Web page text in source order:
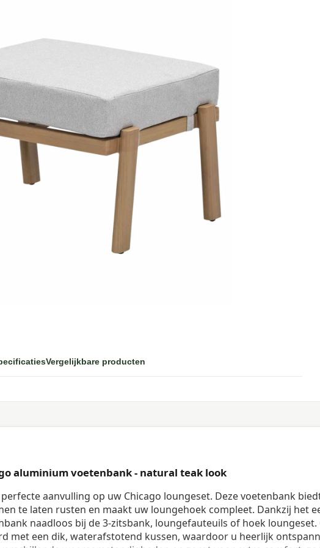
Vergelijkbare producten
aluminium voetenbank - natural teak look
aanvulling op uw Chicago loungeset. Deze voetenbank
te laten rusten en maakt uw loungehoek compleet. Dankzij het
naadloos bij de 3-zitsbank, loungefauteuils of hoek
met een dik, waterafstotend kussen, waardoor u heerlijk